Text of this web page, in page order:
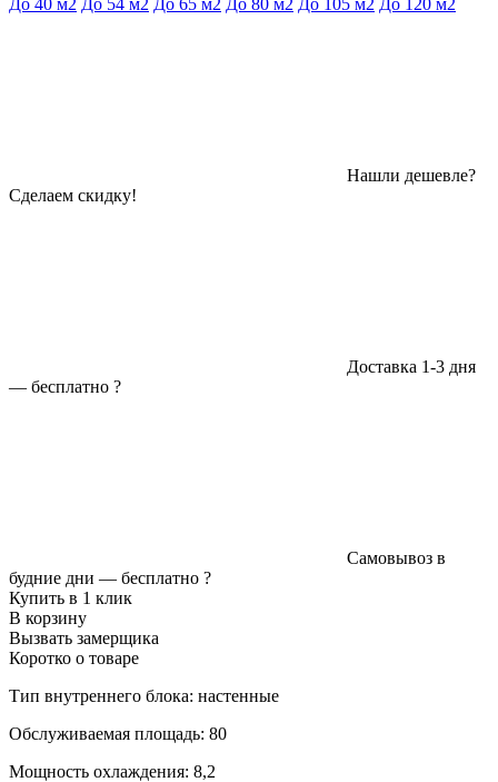
Нашли дешевле?
Сделаем скидку!
Доставка 1-3 дня
— бесплатно ?
Самовывоз в
будние дни — бесплатно ?
Купить в 1 клик
В корзину
Вызвать замерщика
Коротко о товаре
Тип внутреннего блока: настенные
Обслуживаемая площадь: 80
Мощность охлаждения: 8,2